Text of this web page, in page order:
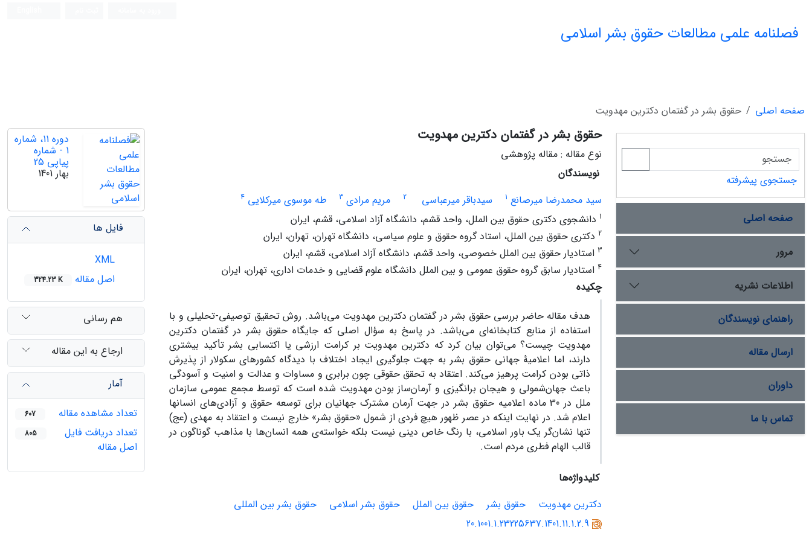
فصلنامه علمی مطالعات حقوق بشر اسلامی
صفحه اصلی حقوق بشر در گفتمان دکترین مهدویت
حقوق بشر در گفتمان دکترین مهدویت
نوع مقاله : مقاله پژوهشی
نویسندگان
سید محمدرضا میرصانع 1 سیدباقر میرعباسی 2 مریم مرادی 3 طه موسوی میرکلایی 4
1 دانشجوی دکتری حقوق بین الملل، واحد قشم، دانشگاه آزاد اسلامی، قشم، ایران
2 دکتری حقوق بین الملل، استاد گروه حقوق و علوم سیاسی، دانشگاه تهران، تهران، ایران
3 استادیار حقوق بین الملل خصوصی، واحد قشم، دانشگاه آزاد اسلامی، قشم، ایران
4 استادیار سابق گروه حقوق عمومی و بین الملل دانشگاه علوم قضایی و خدمات اداری، تهران، ایران
چکیده
هدف مقاله حاضر بررسی حقوق بشر در گفتمان دکترین مهدویت می‌باشد. روش تحقیق توصیفی-تحلیلی و با
استفاده از منابع کتابخانه‌ای می‌باشد. در پاسخ به سؤال اصلی که جایگاه حقوق بشر در گفتمان دکترین
مهدویت چیست؟ می‌توان بیان کرد که دکترین مهدویت بر کرامت ارزشی یا اکتسابی بشر تأکید بیشتری
دارند، اما اعلامیۀ جهانی حقوق بشر به جهت جلوگیری ایجاد اختلاف با دیدگاه کشورهای سکولار از پذیرش
ذاتی بودن کرامت پرهیز می‌کند. اعتقاد به تحقق حقوقی چون برابری و مساوات و عدالت و امنیت و آسودگی
باعث جهان‌شمولی و هیجان برانگیزی و آرمان‌ساز بودن مهدویت شده است که توسط مجمع عمومی سازمان
ملل در 30 ماده اعلامیه حقوق بشر در جهت آرمان مشترک جهانیان برای توسعه حقوق و آزادی‌های انسانها
اعلام شد. در نهایت اینکه در عصر ظهور هیچ‌ فردی از شمول «حقوق بشر» خارج نیست و اعتقاد به مهدی (عج)
تنها نشان‌گر یک باور اسلامی، با رنگ خاص دینی نیست بلکه خواسته‌ی همه انسان‌ها با مذاهب گوناگون در
قالب الهام فطری مردم است.
کلیدواژه‌ها
دکترین مهدویت
حقوق بشر حقوق بین الملل حقوق بشر اسلامی
حقوق بشر بین المللی
20.1001.1.23225637.1401.11.1.2.9
دوره 11، شماره
1 - شماره
پیاپی 25
بهار 1401
فایل ها
اصل مقاله
324.23 K
هم رسانی
ارجاع به این مقاله
آمار
تعداد مشاهده مقاله
607
تعداد دریافت فایل
اصل مقاله
805
جستجوی پیشرفته
صفحه اصلی
مرور
اطلاعات نشریه
راهنمای نویسندگان
ارسال مقاله
داوران
تماس با ما